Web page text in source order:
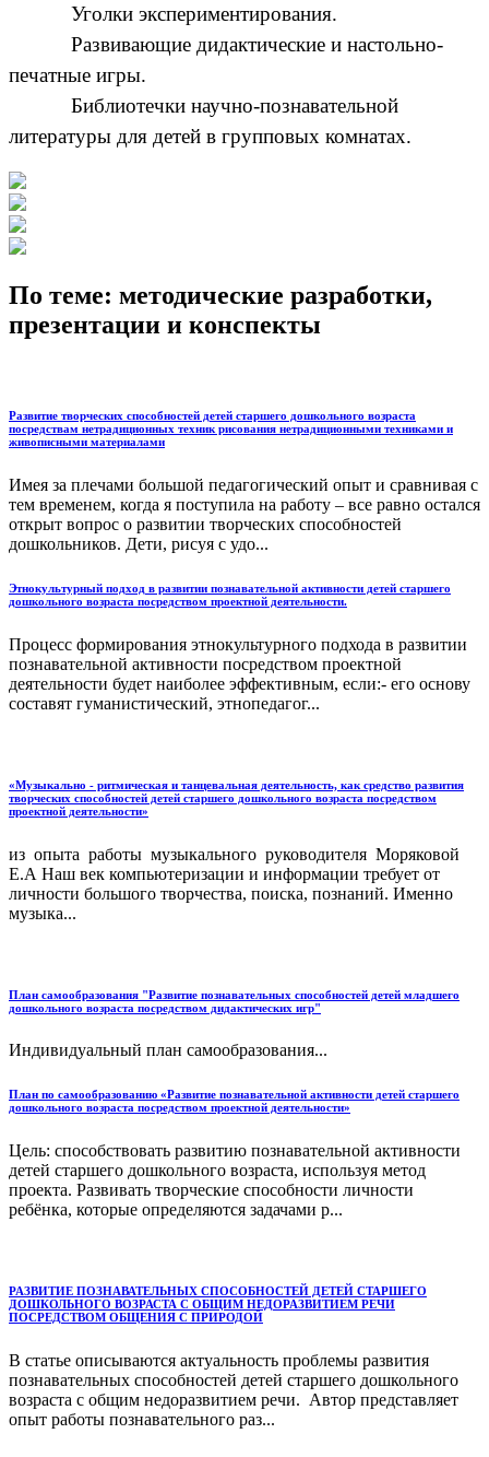
Уголки экспериментирования.
Развивающие дидактические и настольно-
печатные игры.
Библиотечки научно-познавательной
литературы для детей в групповых комнатах.
По теме: методические разработки,
презентации и конспекты
Развитие творческих способностей детей старшего дошкольного возраста
посредствам нетрадиционных техник рисования нетрадиционными техниками и
живописными материалами
Имея за плечами большой педагогический опыт и сравнивая с
тем временем, когда я поступила на работу – все равно остался
открыт вопрос о развитии творческих способностей
дошкольников. Дети, рисуя с удо...
Этнокультурный подход в развитии познавательной активности детей старшего
дошкольного возраста посредством проектной деятельности.
Процесс формирования этнокультурного подхода в развитии
познавательной активности посредством проектной
деятельности будет наиболее эффективным, если:- его основу
составят гуманистический, этнопедагог...
«Музыкально - ритмическая и танцевальная деятельность, как средство развития
творческих способностей детей старшего дошкольного возраста посредством
проектной деятельности»
из опыта работы музыкального руководителя Моряковой
Е.А Наш век компьютеризации и информации требует от
личности большого творчества, поиска, познаний. Именно
музыка...
План самообразования "Развитие познавательных способностей детей младшего
дошкольного возраста посредством дидактических игр"
Индивидуальный план самообразования...
План по самообразованию «Развитие познавательной активности детей старшего
дошкольного возраста посредством проектной деятельности»
Цель: способствовать развитию познавательной активности
детей старшего дошкольного возраста, используя метод
проекта. Развивать творческие способности личности
ребёнка, которые определяются задачами р...
РАЗВИТИЕ ПОЗНАВАТЕЛЬНЫХ СПОСОБНОСТЕЙ ДЕТЕЙ СТАРШЕГО
ДОШКОЛЬНОГО ВОЗРАСТА С ОБЩИМ НЕДОРАЗВИТИЕМ РЕЧИ
ПОСРЕДСТВОМ ОБЩЕНИЯ С ПРИРОДОЙ
В статье описываются актуальность проблемы развития
познавательных способностей детей старшего дошкольного
возраста с общим недоразвитием речи. Автор представляет
опыт работы познавательного раз...